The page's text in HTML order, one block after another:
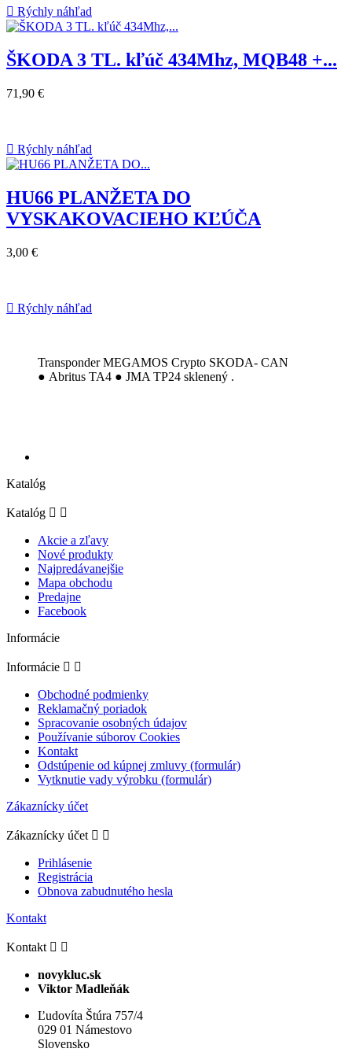
 Rýchly náhľad
ŠKODA 3 TL. kľúč 434Mhz, MQB48 +...
71,90 €
 Rýchly náhľad
HU66 PLANŽETA DO
VYSKAKOVACIEHO KĽÚČA
3,00 €
 Rýchly náhľad
Transponder MEGAMOS Crypto SKODA- CAN
● Abritus TA4 ● JMA TP24 sklenený .
Katalóg
Katalóg  
Akcie a zľavy
Nové produkty
Najpredávanejšie
Mapa obchodu
Predajne
Facebook
Informácie
Informácie  
Obchodné podmienky
Reklamačný poriadok
Spracovanie osobných údajov
Používanie súborov Cookies
Kontakt
Odstúpenie od kúpnej zmluvy (formulár)
Vytknutie vady výrobku (formulár)
Zákaznícky účet
Zákaznícky účet  
Prihlásenie
Registrácia
Obnova zabudnutého hesla
Kontakt
Kontakt  
novykluc.sk
Viktor Madleňák
Ľudovíta Štúra 757/4
029 01 Námestovo
Slovensko